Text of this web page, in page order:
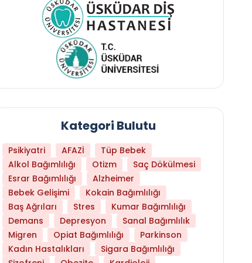
Daha Az Protein Tüketmek Yaşlanmayı
Kategori Bulutu
Psikiyatri AFAZİ
Tüp Bebek
Alkol Bağımlılığı
Otizm
Saç Dökülmesi
Esrar Bağımlılığı
Alzheimer
Bebek Gelişimi
Kokain Bağımlılığı
Baş Ağrıları
Stres
Kumar Bağımlılığı
Demans
Depresyon
Sanal Bağımlılık
Migren
Opiat Bağımlılığı
Parkinson
Kadın Hastalıkları
Sigara Bağımlılığı